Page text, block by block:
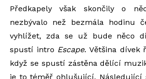
Předkapely však skončily o
nezbývalo než bezmála hodinu
vyhlížet, zda se už bude něco
spustí intro Escape. Většina dívek
když se spustí zástěna dělící
je to téměř ohlušující. Následující